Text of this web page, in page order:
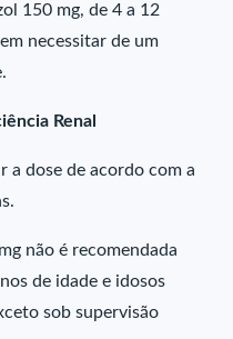
150 mg, de 4 a 12
necessitar de um
Renal
a dose de acordo com a
não é recomendada
de idade e idosos
sob supervisão